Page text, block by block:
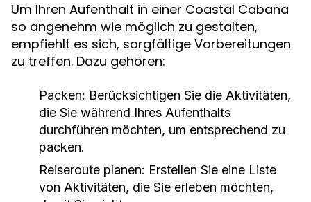
Um Ihren Aufenthalt in einer Coastal Cabana
so angenehm wie möglich zu gestalten,
empfiehlt es sich, sorgfältige Vorbereitungen
zu treffen. Dazu gehören:
Packen: Berücksichtigen Sie die Aktivitäten,
die Sie während Ihres Aufenthalts
durchführen möchten, um entsprechend zu
packen.
Reiseroute planen: Erstellen Sie eine Liste
von Aktivitäten, die Sie erleben möchten,